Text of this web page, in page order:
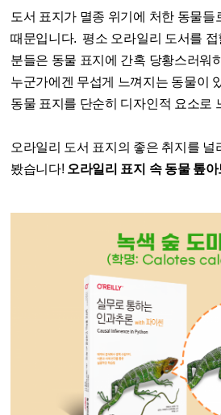
도서 표지가 멸종 위기에 처한 동물들
때문입니다. 평소 오라일리 도서를 접
분들은 동물 표지에 간혹 당황스러워
누군가에겐 무섭게 느껴지는 동물이
동물 표지를 단순히 디자인적 요소로
오라일리 도서 표지의 좋은 취지를 널
봤습니다! 오라일리 표지 속 동물 톺